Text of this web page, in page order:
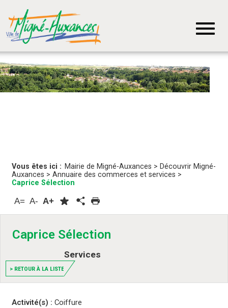
Vous êtes ici : Mairie de Migné-Auxances > Découvrir Migné-
Auxances > Annuaire des commerces et services >
Caprice Sélection
A= A- A+
Caprice Sélection
Services
> RETOUR À LA LISTE
Activité(s) : Coiffure